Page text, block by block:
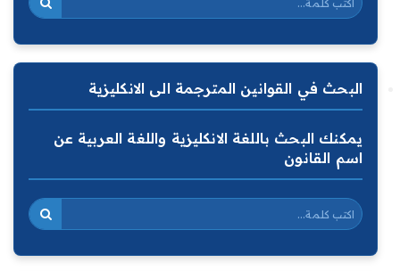
البحث في القوانين المترجمة الى الانكليزية
يمكنك البحث باللغة الانكليزية واللغة العربية عن
اسم القانون